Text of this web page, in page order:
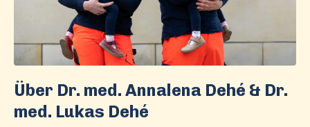
Über Dr. med. Annalena Dehé & Dr.
med. Lukas Dehé